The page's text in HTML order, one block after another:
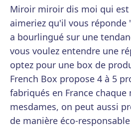
Miroir miroir dis moi qui est
aimeriez qu'il vous
a bourlingué sur une
vous voulez entendre une
optez pour une box de
French Box propose 4 à 5
fabriqués en France chaque
mesdames, on peut aussi
de manière éco-